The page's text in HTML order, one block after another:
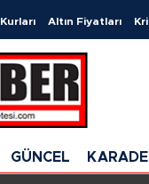
Altın Fiyatları
GÜNCEL